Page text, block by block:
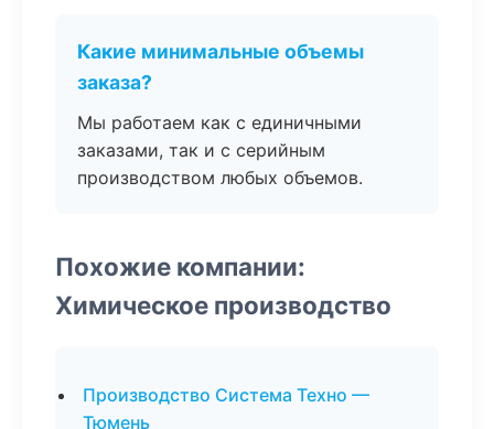
Какие минимальные объемы
заказа?
Мы работаем как с единичными
заказами, так и с серийным
производством любых объемов.
Похожие компании:
Химическое производство
Производство Система Техно —
Тюмень